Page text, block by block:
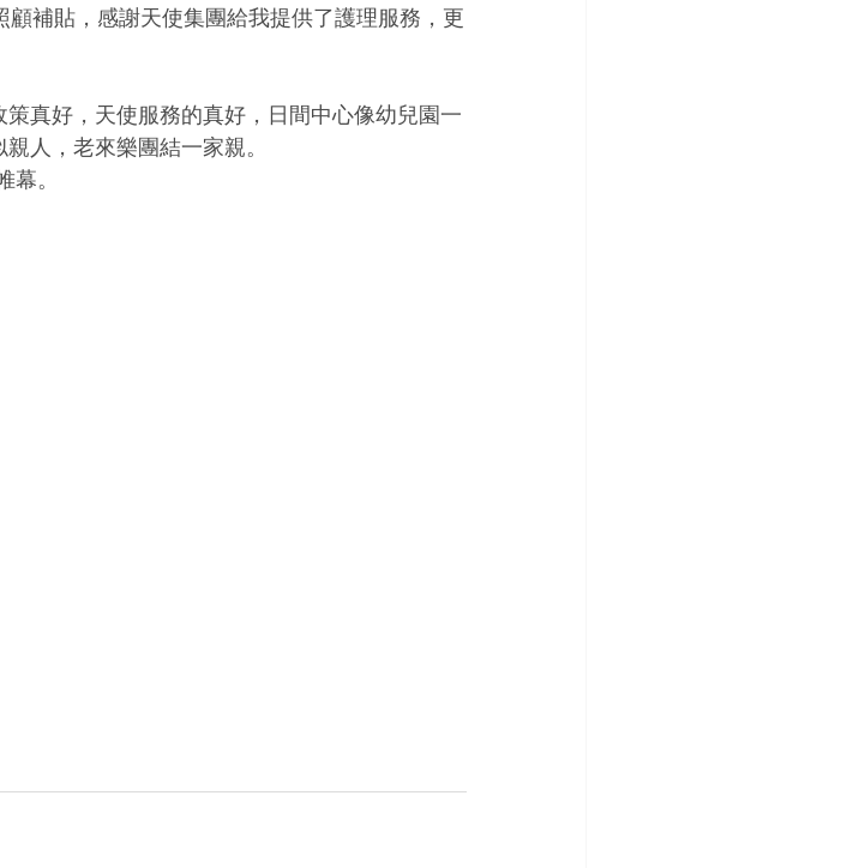
補貼，感謝天使集團給我提供了護理服務，更
真好，天使服務的真好，日間中心像幼兒園一
人，老來樂團結一家親。
。